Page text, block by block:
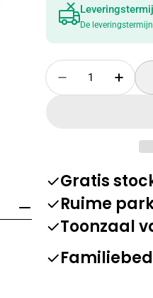
De
Hoeveelheid
Verminder
Gratis
Ruime
Toonzaal